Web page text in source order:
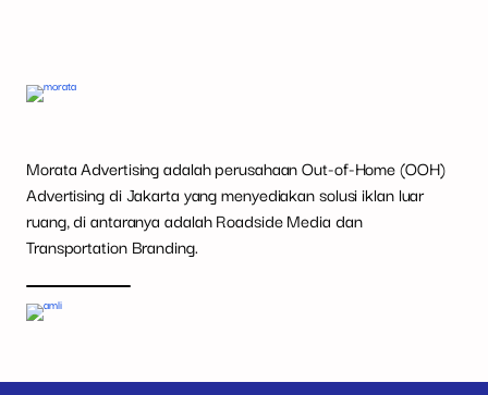
Morata Advertising adalah perusahaan Out-of-Home (OOH)
Advertising di Jakarta yang menyediakan solusi iklan luar
ruang, di antaranya adalah Roadside Media dan
Transportation Branding.